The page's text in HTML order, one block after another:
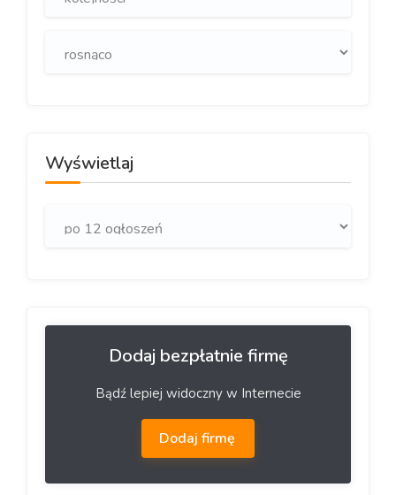
Wyświetlaj
Dodaj bezpłatnie firmę
Bądź lepiej widoczny w Internecie
Dodaj firmę